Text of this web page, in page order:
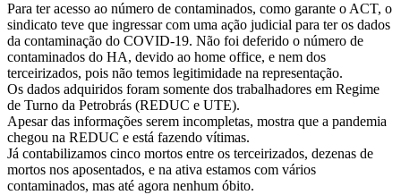
Para ter acesso ao número de contaminados, como garante o ACT, o
sindicato teve que ingressar com uma ação judicial para ter os dados
da contaminação do COVID-19. Não foi deferido o número de
contaminados do HA, devido ao home office, e nem dos
terceirizados, pois não temos legitimidade na representação.
Os dados adquiridos foram somente dos trabalhadores em Regime
de Turno da Petrobrás (REDUC e UTE).
Apesar das informações serem incompletas, mostra que a pandemia
chegou na REDUC e está fazendo vítimas.
Já contabilizamos cinco mortos entre os terceirizados, dezenas de
mortos nos aposentados, e na ativa estamos com vários
contaminados, mas até agora nenhum óbito.